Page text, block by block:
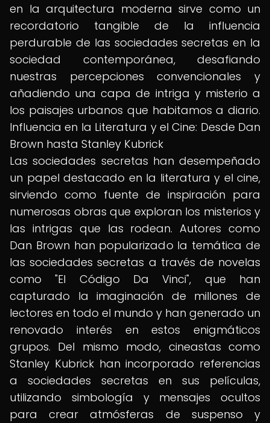
en la arquitectura moderna sirve como un
recordatorio tangible de la influencia
perdurable de las sociedades secretas en la
sociedad contemporánea, desafiando
nuestras percepciones convencionales y
añadiendo una capa de intriga y misterio a
los paisajes urbanos que habitamos a diario.
Influencia en la Literatura y el Cine: Desde Dan
Brown hasta Stanley Kubrick
Las sociedades secretas han desempeñado
un papel destacado en la literatura y el cine,
sirviendo como fuente de inspiración para
numerosas obras que exploran los misterios y
las intrigas que las rodean. Autores como
Dan Brown han popularizado la temática de
las sociedades secretas a través de novelas
como "El Código Da Vinci", que han
capturado la imaginación de millones de
lectores en todo el mundo y han generado un
renovado interés en estos enigmáticos
grupos. Del mismo modo, cineastas como
Stanley Kubrick han incorporado referencias
a sociedades secretas en sus películas,
utilizando simbología y mensajes ocultos
para crear atmósferas de suspenso y